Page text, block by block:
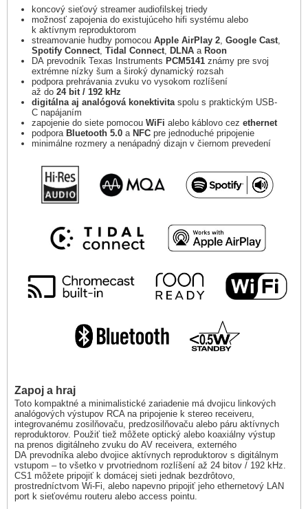
koncový sieťový streamer audiofilskej triedy
možnosť zapojenia do existujúceho hifi systému alebo
k aktívnym reproduktorom
streamovanie hudby pomocou Apple AirPlay 2, Google Cast,
Spotify Connect, Tidal Connect, DLNA a Roon
DA prevodník Texas Instruments PCM5141 známy pre svoj
extrémne nízky šum a široký dynamický rozsah
podpora prehrávania zvuku vo vysokom rozlíšení
až do 24 bit / 192 kHz
digitálna aj analógová konektivitaspolu s praktickým USB-
C napájaním
zapojenie do siete pomocou WiFi alebo káblovo cez ethernet
podpora Bluetooth 5.0 a NFC pre jednoduché pripojenie
minimálne rozmery a nenápadný dizajn v čiernom prevedení
Zapoj a hraj
Toto kompaktné a minimalistické zariadenie má dvojicu linkových
analógových výstupov RCA na pripojenie k stereo receiveru,
integrovanému zosilňovaču, predzosilňovaču alebo páru aktívnych
reproduktorov. Použiť tiež môžete optický alebo koaxiálny výstup
na prenos digitálneho zvuku do AV receivera, externého
DA prevodníka alebo dvojice aktívnych reproduktorov s digitálnym
vstupom – to všetko v prvotriednom rozlíšení až 24 bitov / 192 kHz.
CS1 môžete pripojiť k domácej sieti jednak bezdrôtovo,
prostredníctvom Wi-Fi, alebo napevno pripojiť jeho ethernetový LAN
port k sieťovému routeru alebo access pointu.